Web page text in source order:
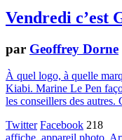
Vendredi c’est
par Geoffrey Dorne
À quel logo, à quelle
Kiabi. Marine Le Pen
les conseillers des
Twitter Facebook 218